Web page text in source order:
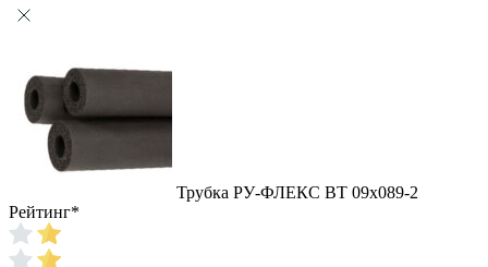
Трубка РУ-ФЛЕКС ВТ 09x089-2
Рейтинг*